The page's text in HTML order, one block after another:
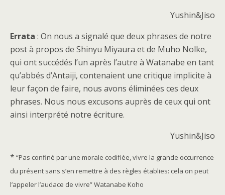
Yushin&Jiso
Errata : On nous a signalé que deux phrases de notre
post à propos de Shinyu Miyaura et de Muho Nolke,
qui ont succédés l’un après l’autre à Watanabe en tant
qu’abbés d’Antaiji, contenaient une critique implicite à
leur façon de faire, nous avons éliminées ces deux
phrases. Nous nous excusons auprès de ceux qui ont
ainsi interprété notre écriture.
Yushin&Jiso
* “Pas confiné par une morale codifiée, vivre la grande occurrence
du présent sans s’en remettre à des règles établies: cela on peut
l’appeler l’audace de vivre” Watanabe Koho